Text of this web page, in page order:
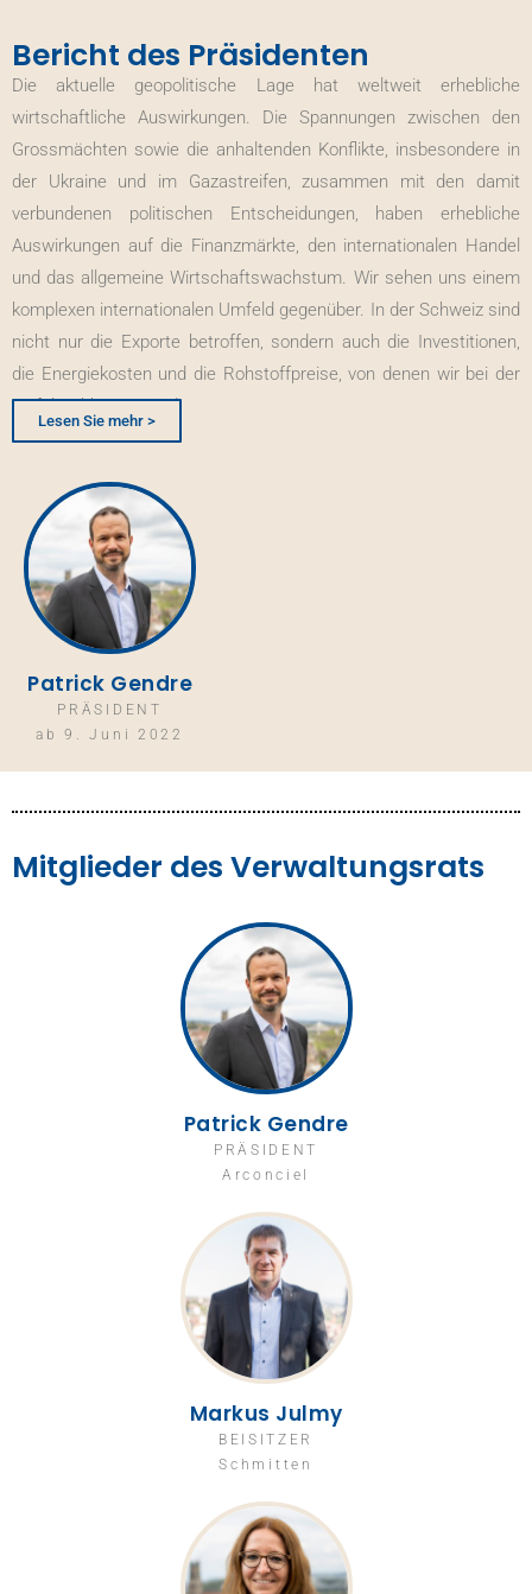
Bericht des Präsidenten
Die aktuelle geopolitische Lage hat weltweit erhebliche
wirtschaftliche Auswirkungen. Die Spannungen zwischen den
Grossmächten sowie die anhaltenden Konflikte, insbesondere in
der Ukraine und im Gazastreifen, zusammen mit den damit
verbundenen politischen Entscheidungen, haben erhebliche
Auswirkungen auf die Finanzmärkte, den internationalen Handel
und das allgemeine Wirtschaftswachstum. Wir sehen uns einem
komplexen internationalen Umfeld gegenüber. In der Schweiz sind
nicht nur die Exporte betroffen, sondern auch die Investitionen,
die Energiekosten und die Rohstoffpreise, von denen wir bei der
Einfuhr abhängig sind.
Lesen Sie mehr >
Patrick Gendre
PRÄSIDENT
ab 9. Juni 2022
Mitglieder des Verwaltungsrats
Patrick Gendre
PRÄSIDENT
Arconciel
Markus Julmy
BEISITZER
Schmitten